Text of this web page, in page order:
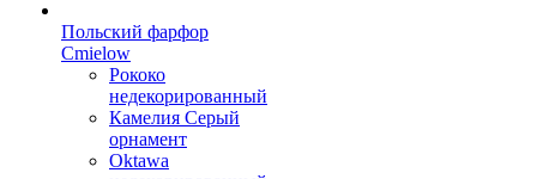
Польский фарфор
Сmielow
Рококо
недекорированный
Камелия Серый
орнамент
Oktawa